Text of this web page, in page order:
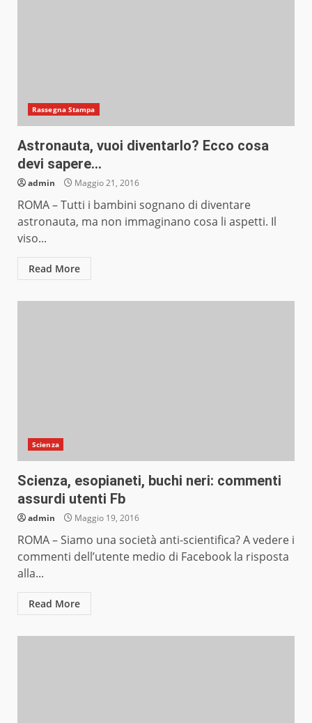
Rassegna Stampa
Astronauta, vuoi diventarlo? Ecco cosa
devi sapere…
admin Maggio 21, 2016
ROMA – Tutti i bambini sognano di diventare
astronauta, ma non immaginano cosa li aspetti. Il
viso...
Read More
Scienza
Scienza, esopianeti, buchi neri: commenti
assurdi utenti Fb
admin Maggio 19, 2016
ROMA – Siamo una società anti-scientifica? A vedere i
commenti dell’utente medio di Facebook la risposta
alla...
Read More